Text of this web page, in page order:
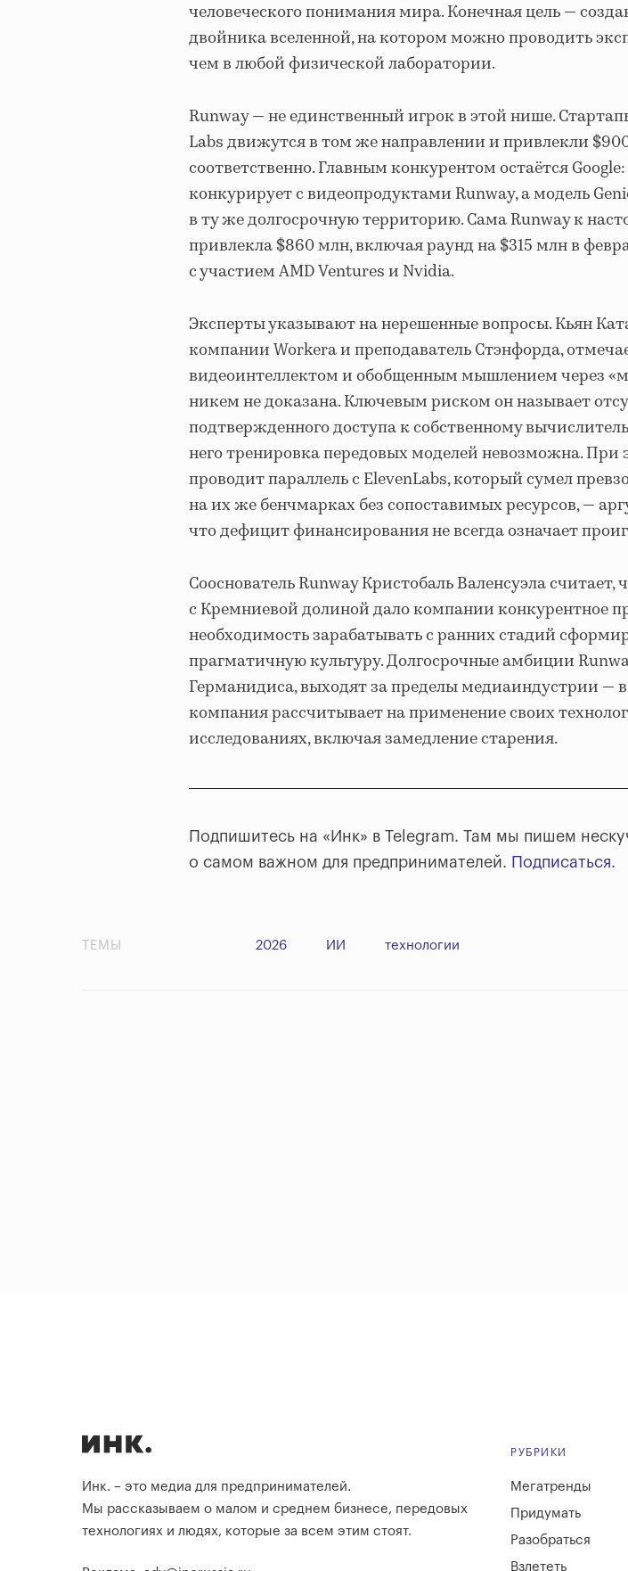
человеческого понимания мира. Конечная цель —
двойника вселенной, на котором можно проводить
чем в любой физической лаборатории.
Runway — не единственный игрок в этой нише.
Labs движутся в том же направлении и привлекли
соответственно. Главным конкурентом остаётся
конкурирует с видеопродуктами Runway, а модель
в ту же долгосрочную территорию. Сама Runway к
привлекла $860 млн, включая раунд на $315 млн в
с участием AMD Ventures и Nvidia.
Эксперты указывают на нерешенные вопросы. Кьян
компании Workera и преподаватель Стэнфорда,
видеоинтеллектом и обобщенным мышлением через
никем не доказана. Ключевым риском он называет
подтвержденного доступа к собственному
него тренировка передовых моделей невозможна. При
проводит параллель с ElevenLabs, который сумел
на их же бенчмарках без сопоставимых ресурсов, —
что дефицит финансирования не всегда означает
Сооснователь Runway Кристобаль Валенсуэла считает,
с Кремниевой долиной дало компании конкурентное
необходимость зарабатывать с ранних стадий
прагматичную культуру. Долгосрочные амбиции
Германидиса, выходят за пределы медиаиндустрии —
компания рассчитывает на применение своих
исследованиях, включая замедление старения.
Подпишитесь на «Инк» в Telegram. Там мы пишем
о самом важном для предпринимателей. Подписаться.
ТЕМЫ 2026 ИИ технологии
Инк. – это медиа для предпринимателей.
Мы рассказываем о малом и среднем бизнесе, передовых
технологиях и людях, которые за всем этим стоят.
РУБРИКИ
Мегатренды
Придумать
Разобраться
Взлететь